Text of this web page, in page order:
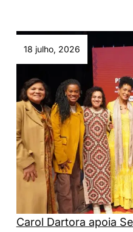
18 julho, 2026
Carol Dartora apoia